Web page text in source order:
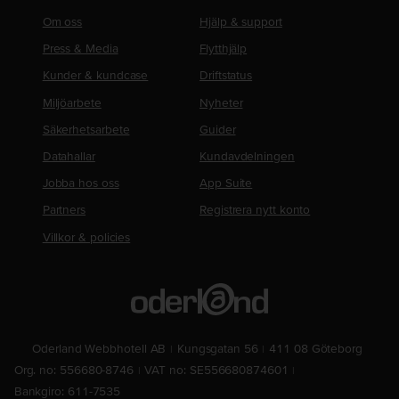
Om oss
Press & Media
Kunder & kundcase
Miljöarbete
Säkerhetsarbete
Datahallar
Jobba hos oss
Partners
Villkor & policies
Hjälp & support
Flytthjälp
Driftstatus
Nyheter
Guider
Kundavdelningen
App Suite
Registrera nytt konto
Oderland Webbhotell AB Kungsgatan 56
411 08 Göteborg
Org. no: 556680-8746
VAT no: SE556680874601
Bankgiro: 611-7535